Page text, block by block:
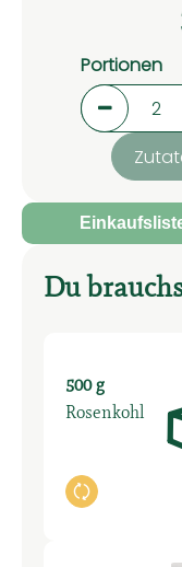
Portionen
Du
500 g
Rosenkohl
Auswahl